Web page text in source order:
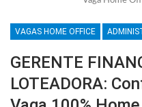
VAGAS HOME OFFICE
GERENTE
LOTEADORA: